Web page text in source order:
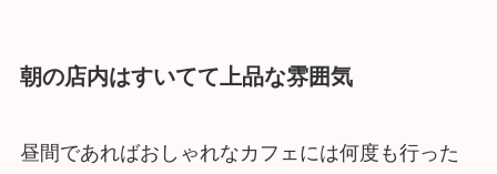
朝の店内はすいてて上品な雰囲気
昼間であればおしゃれなカフェには何度も行った